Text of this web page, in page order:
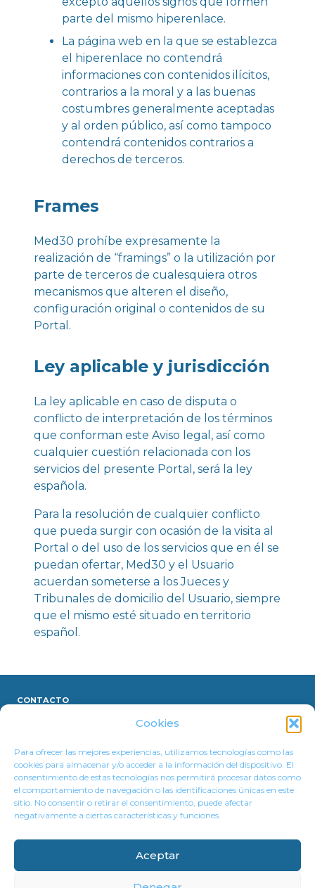
Cookies
Para ofrecer las mejores experiencias, utilizamos tecnologías como las
cookies para almacenar y/o acceder a la información del dispositivo. El
consentimiento de estas tecnologías nos permitirá procesar datos como
el comportamiento de navegación o las identificaciones únicas en este
sitio. No consentir o retirar el consentimiento, puede afectar
negativamente a ciertas características y funciones.
Aceptar
parte del mismo hiperenlace.
La página web en la que se establezca
el hiperenlace no contendrá
informaciones con contenidos ilícitos,
contrarios a la moral y a las buenas
costumbres generalmente aceptadas
y al orden público, así como tampoco
contendrá contenidos contrarios a
derechos de terceros.
Frames
Med30 prohíbe expresamente la
realización de “framings” o la utilización por
parte de terceros de cualesquiera otros
mecanismos que alteren el diseño,
configuración original o contenidos de su
Portal.
Ley aplicable y jurisdicción
La ley aplicable en caso de disputa o
conflicto de interpretación de los términos
que conforman este Aviso legal, así como
cualquier cuestión relacionada con los
servicios del presente Portal, será la ley
española.
Para la resolución de cualquier conflicto
que pueda surgir con ocasión de la visita al
Portal o del uso de los servicios que en él se
puedan ofertar, Med30 y el Usuario
acuerdan someterse a los Jueces y
Tribunales de domicilio del Usuario, siempre
que el mismo esté situado en territorio
español.
CONTACTO
POLÍTICA DE PRIVACIDAD
POLÍTICA DE COOKIES